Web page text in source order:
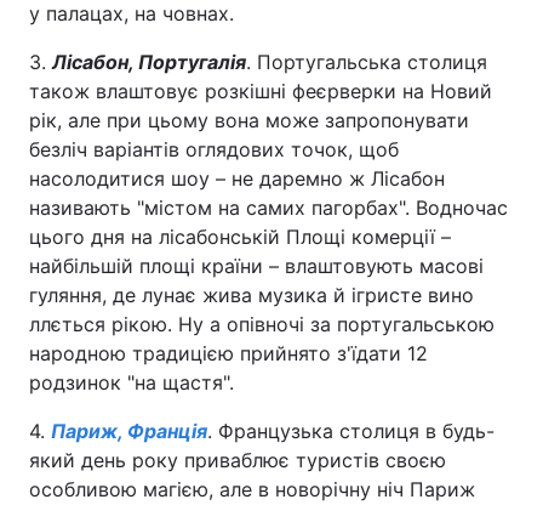
у палацах, на човнах.
3.Лісабон, Португалія. Португальська столиця
також влаштовує розкішні феєрверки на Новий
рік, але при цьому вона може запропонувати
безліч варіантів оглядових точок, щоб
насолодитися шоу – не даремно ж Лісабон
називають "містом на самих пагорбах". Водночас
цього дня на лісабонській Площі комерції –
найбільшій площі країни – влаштовують масові
гуляння, де лунає жива музика й ігристе вино
ллється рікою. Ну а опівночі за португальською
народною традицією прийнято з'їдати 12
родзинок "на щастя".
4. Париж, Франція. Французька столиця в будь-
який день року приваблює туристів своєю
особливою магією, але в новорічну ніч Париж